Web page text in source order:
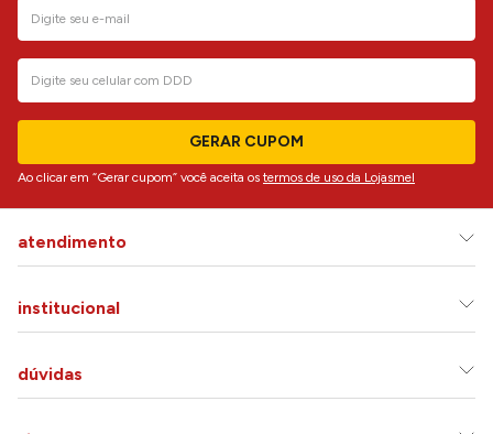
GERAR CUPOM
Ao clicar em “Gerar cupom” você aceita os termos de uso da Lojasmel
atendimento
institucional
dúvidas